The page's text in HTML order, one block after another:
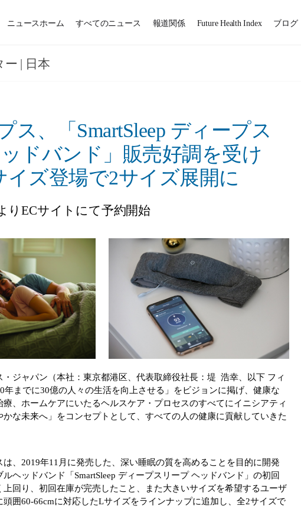
ニュースホーム すべてのニュース 報道関係 Future Health Index ブログ
| 日本
ス、「SmartSleep ディープス
ッドバンド」販売好調を受け
イズ登場で2サイズ展開に
りECサイトにて予約開始
・ジャパン（本社：東京都港区、代表取締役社長：堤 浩幸、以下 フィ
年までに30億の人々の生活を向上させる」をビジョンに掲げ、健康な
、ホームケアにいたるヘルスケア・プロセスのすべてにイニシアティ
かな未来へ」をコンセプトとして、すべての人の健康に貢献していきた
は、2019年11月に発売した、深い睡眠の質を高めることを目的に開発
ヘッドバンド「SmartSleep ディープスリープ ヘッドバンド」の初回
上回り、初回在庫が完売したこと、また大きいサイズを希望するユーザ
頭囲60-66cmに対応したLサイズをラインナップに追加し、全2サイズで